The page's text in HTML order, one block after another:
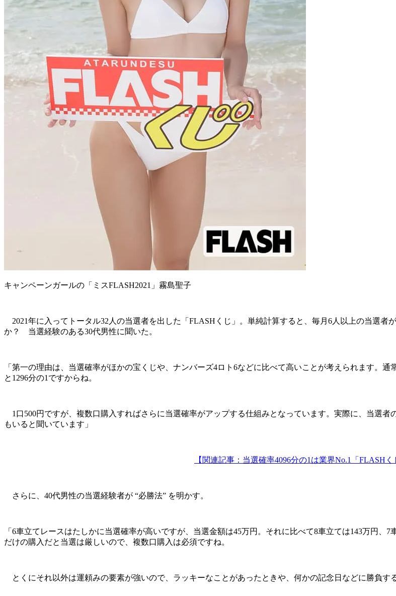
キャンペーンガールの「ミスFLASH2021」霧島聖子
2021年に入ってトータル32人の当選者を出した「FLASHくじ」。単純計算すると、毎月6人以上の当選
か？ 当選経験のある30代男性に聞いた。
「第一の理由は、当選確率がほかの宝くじや、ナンバーズ4ロト6などに比べて高いことが考えられます。
と1296分の1ですからね。
1口500円ですが、複数口購入すればさらに当選確率がアップする仕組みとなっています。実際に、当選
もいると聞いています」
【関連記事：当選確率4096分の1は業界No.1「FLASH
さらに、40代男性の当選経験者が “必勝法” を明かす。
「6車立てレースはたしかに当選確率が高いですが、当選金額は45万円。それに比べて8車立ては143万円、
だけの購入だと当選は厳しいので、複数口購入は必須ですね。
とくにそれ以外は運頼みの要素が強いので、ラッキーなことがあったときや、何かの記念日などに勝負す